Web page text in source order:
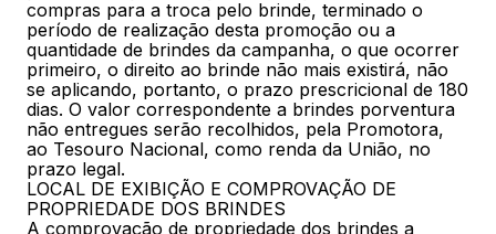
compras para a troca pelo brinde, terminado o
período de realização desta promoção ou a
quantidade de brindes da campanha, o que ocorrer
primeiro, o direito ao brinde não mais existirá, não
se aplicando, portanto, o prazo prescricional de 180
dias. O valor correspondente a brindes porventura
não entregues serão recolhidos, pela Promotora,
ao Tesouro Nacional, como renda da União, no
prazo legal.
LOCAL DE EXIBIÇÃO E COMPROVAÇÃO DE
PROPRIEDADE DOS BRINDES
A comprovação de propriedade dos brindes a